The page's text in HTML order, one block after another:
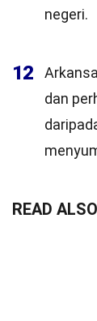
negeri.
12
dan
READ